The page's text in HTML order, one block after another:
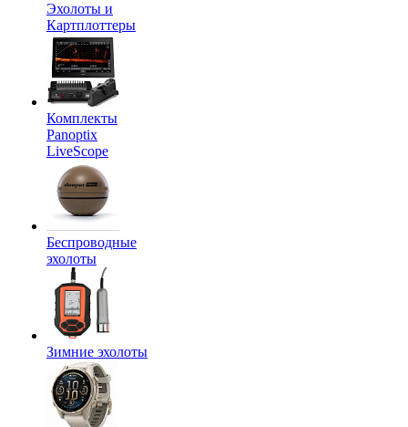
Эхолоты и
Картплоттеры
Комплекты
Panoptix
LiveScope
Беспроводные
эхолоты
Зимние эхолоты